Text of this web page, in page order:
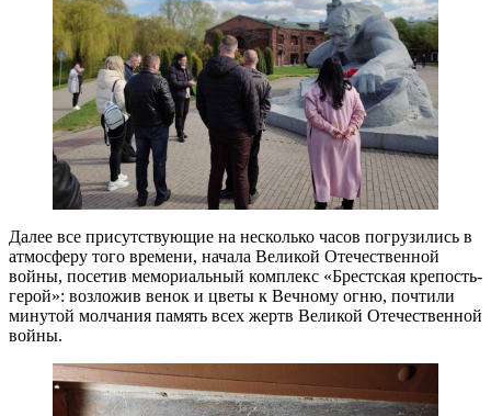
Далее все присутствующие на несколько часов погрузились в
атмосферу того времени, начала Великой Отечественной
войны, посетив мемориальный комплекс «Брестская крепость-
герой»: возложив венок и цветы к Вечному огню, почтили
минутой молчания память всех жертв Великой Отечественной
войны.